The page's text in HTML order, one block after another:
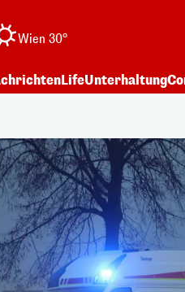
Wien 30°
LifeUnterhaltung